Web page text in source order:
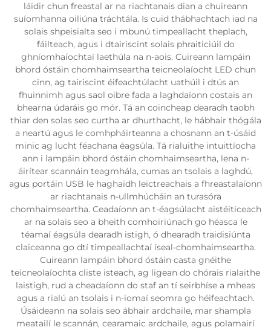
láidir chun freastal ar na riachtanais dian a chuireann
suíomhanna oiliúna tráchtála. Is cuid thábhachtach iad na
solais shpeisialta seo i mbunú timpeallacht theplach,
fáilteach, agus i dtairiscint solais phraiticiúil do
ghníomhaíochtaí laethúla na n-aois. Cuireann lampáin
bhord óstáin chomhaimseartha teicneolaíocht LED chun
cinn, ag tairiscint éifeachtúlacht uathúil i dtús an
fhuinnimh agus saol oibre fada a laghdaíonn costais an
bhearna údaráis go mór. Tá an coincheap dearadh taobh
thiar den solas seo curtha ar dhurthacht, le hábhair thógála
a neartú agus le comhpháirteanna a chosnann an t-úsáid
minic ag lucht féachana éagsúla. Tá rialuithe intuittíocha
ann i lampáin bhord óstáin chomhaimseartha, lena n-
áirítear scannáin teagmhála, cumas an tsolais a laghdú,
agus portáin USB le haghaidh leictreachais a fhreastalaíonn
ar riachtanais n-ullmhúcháin an turasóra
chomhaimseartha. Ceadaíonn an t-éagsúlacht aistéiticeach
ar na solais seo a bheith comhoiriúnach go héasca le
téamaí éagsúla dearadh istigh, ó dhearadh traidisiúnta
claiceanna go dtí timpeallachtaí íseal-chomhaimseartha.
Cuireann lampáin bhord óstáin casta gnéithe
teicneolaíochta cliste isteach, ag ligean do chórais rialaithe
laistigh, rud a cheadaíonn do staf an tí seirbhíse a mheas
agus a rialú an tsolais i n-iomaí seomra go héifeachtach.
Úsáideann na solais seo ábhair ardchaile, mar shampla
meatailí le scannán, cearamaic ardchaile, agus polamairí